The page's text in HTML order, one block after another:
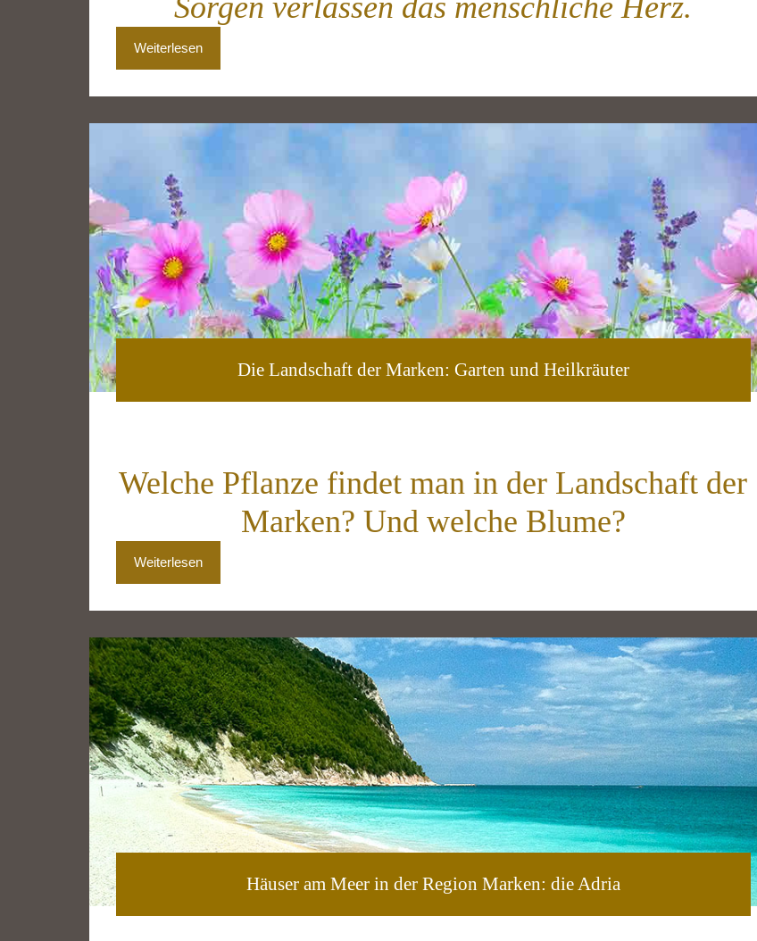
Sorgen verlassen das menschliche Herz.
Weiterlesen
Die Landschaft der Marken: Garten und Heilkräuter
Welche Pflanze findet man in der Landschaft der
Marken? Und welche Blume?
Weiterlesen
Häuser am Meer in der Region Marken: die Adria